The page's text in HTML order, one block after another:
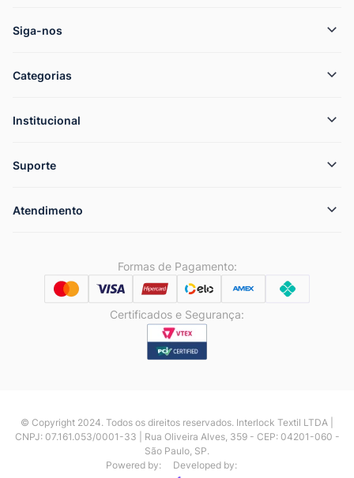
Siga-nos
Categorias
Institucional
Suporte
Atendimento
Formas de Pagamento:
Certificados e Segurança:
© Copyright 2024. Todos os direitos reservados. Interlock Textil LTDA |
CNPJ: 07.161.053/0001-33 | Rua Oliveira Alves, 359 - CEP: 04201-060 -
São Paulo, SP.
Powered by:
Developed by: